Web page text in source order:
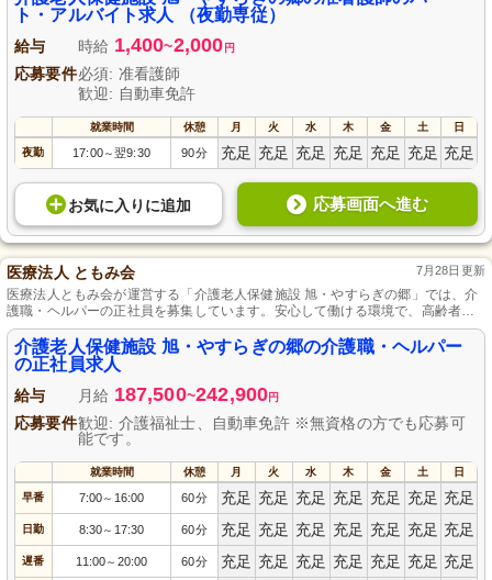
ト・アルバイト求人 （夜勤専従）
給与 時給 1,400~2,000 円
応募要件必須: 准看護師
歓迎: 自動車免許
就業時間 休憩 月 火 水 木 金 土 日
夜勤 17:00～翌9:30 90分 充足 充足 充足 充足 充足 充足 充足
お気に入り に追加 応募画面へ進む
医療法人 ともみ会 7月28日更新
医療法人ともみ会が運営する「介護老人保健施設 旭・やすらぎの郷」では、介
護職・ヘルパーの正社員を募集しています。安心して働ける環境で、高齢者の
方々の日常生活を支援するやりがいのある仕事です。資格や経験は問わず、未
経験者の方も歓迎します。皆様のご応募を心よりお待ちしております。
介護老人保健施設 旭・やすらぎの郷の介護職・ヘルパー
の正社員求人
給与 月給 187,500~242,900円
応募要件歓迎: 介護福祉士、自動車免許 ※無資格の方でも応募可
能です。
就業時間 休憩 月 火 水 木 金 土 日
早番 7:00～ 16:00 60分 充足 充足 充足 充足 充足 充足 充足
日勤 8:30～ 17:30 60分 充足 充足 充足 充足 充足 充足 充足
遅番 11:00～ 20:00 60分 充足 充足 充足 充足 充足 充足 充足